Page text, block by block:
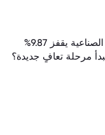
سهم الكوت للمشاريع الصناعية يقفز 9.87%